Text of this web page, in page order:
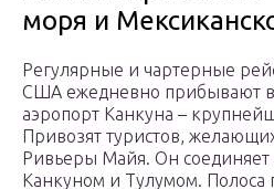
моря и
Регулярные и чартерные
США ежедневно прибывают
аэропорт Канкуна –
Привозят туристов,
Ривьеры Майя. Он
Канкуном и Тулумом. Полоса